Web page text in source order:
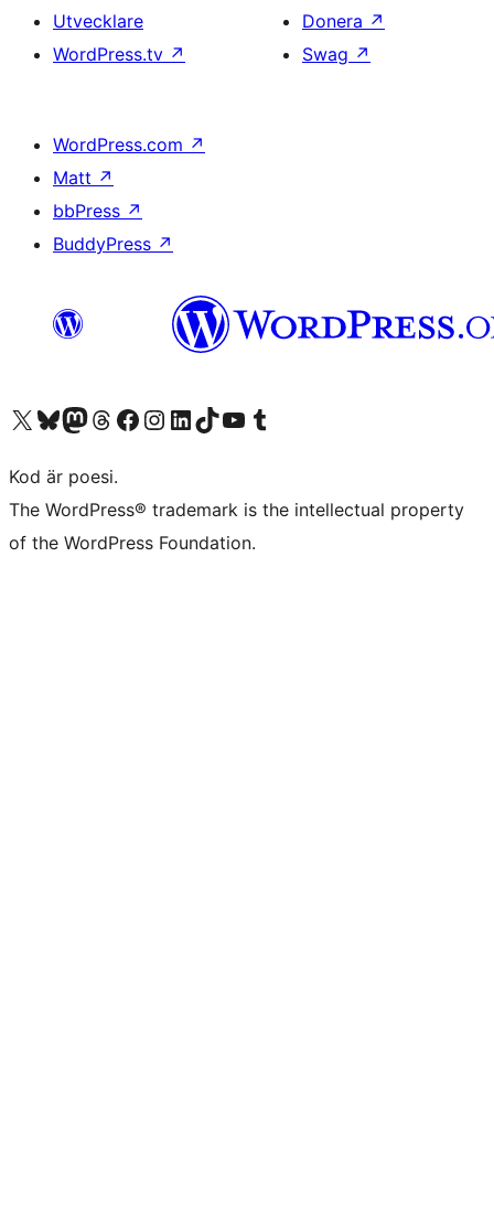
Utvecklare
WordPress.tv ↗
Donera ↗
Swag ↗
WordPress.com ↗
Matt ↗
bbPress ↗
BuddyPress ↗
Besök vår X-konto (f.d. Twitter)
Besök vårt Bluesky-konto
Besök vårt Mastodon-konto
Besök vårt Thread-konto
Besök vår Facebook-sidaBesök vårt Instagram-konto
Besök vårt LinkedIn-konto
Besök vårt TikTok-konto
Besök vår YouTube-kanalBesök vårt Tumblr-konto
Kod är poesi.
The WordPress® trademark is the intellectual property
of the WordPress Foundation.